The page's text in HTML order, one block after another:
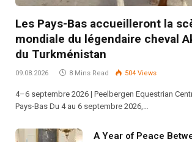
Les Pays-Bas accueilleront la
mondiale du légendaire cheval
du Turkménistan
09.08.2026 8 Mins Read 504 Views
4–6 septembre 2026 | Peelbergen Equestrian
Pays-Bas Du 4 au 6 septembre 2026,…
A Year of Peace